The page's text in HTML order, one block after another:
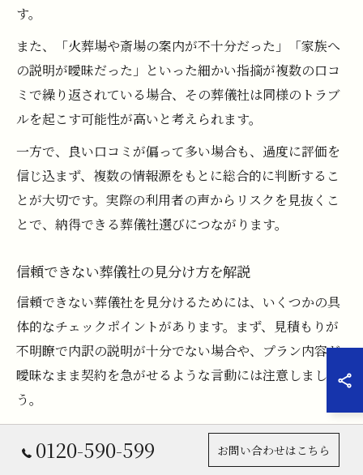
す。
また、「火葬場や斎場の案内が不十分だった」「家族へ
の説明が曖昧だった」といった細かい指摘が複数の口コ
ミで繰り返されている場合、その葬儀社は同様のトラブ
ルを起こす可能性が高いと考えられます。
一方で、良い口コミが偏って多い場合も、過度に評価を
信じ込まず、複数の情報源をもとに総合的に判断するこ
とが大切です。実際の利用者の声からリスクを見抜くこ
とで、納得できる葬儀社選びにつながります。
信頼できない葬儀社の見分け方を解説
信頼できない葬儀社を見分けるためには、いくつかの具
体的なチェックポイントがあります。まず、見積もりが
不明瞭で内訳の説明が十分でない場合や、プラン内容が
曖昧なまま契約を急がせるような言動には注意しましょ
う。
また、問い合わせや相談時の対応が事務的で、遺族の希
望や事情に寄り添おうとしないスタッフがいる葬儀社も
0120-590-599 お問い合わせはこちら